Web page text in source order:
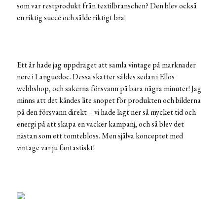
som var restprodukt från textilbranschen? Den blev också
en riktig succé och sålde riktigt bra!
Ett år hade jag uppdraget att samla vintage på marknader
nere i Languedoc. Dessa skatter såldes sedan i Ellos
webbshop, och sakerna försvann på bara några minuter! Jag
minns att det kändes lite snopet för produkten och bilderna
på den försvann direkt – vi hade lagt ner så mycket tid och
energi på att skapa en vacker kampanj, och så blev det
nästan som ett tomtebloss. Men själva konceptet med
vintage var ju fantastiskt!